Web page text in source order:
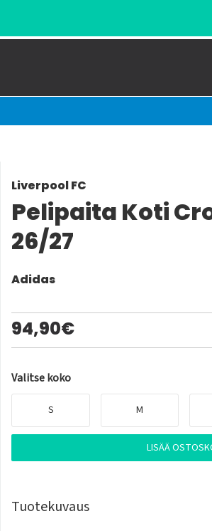
Liverpool FC
Pelipaita Koti
26/27
Adidas
94,90€
Valitse koko
S M
LISÄÄ
Tuotekuvaus